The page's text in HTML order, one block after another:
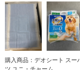
購入商品：デオシート スー